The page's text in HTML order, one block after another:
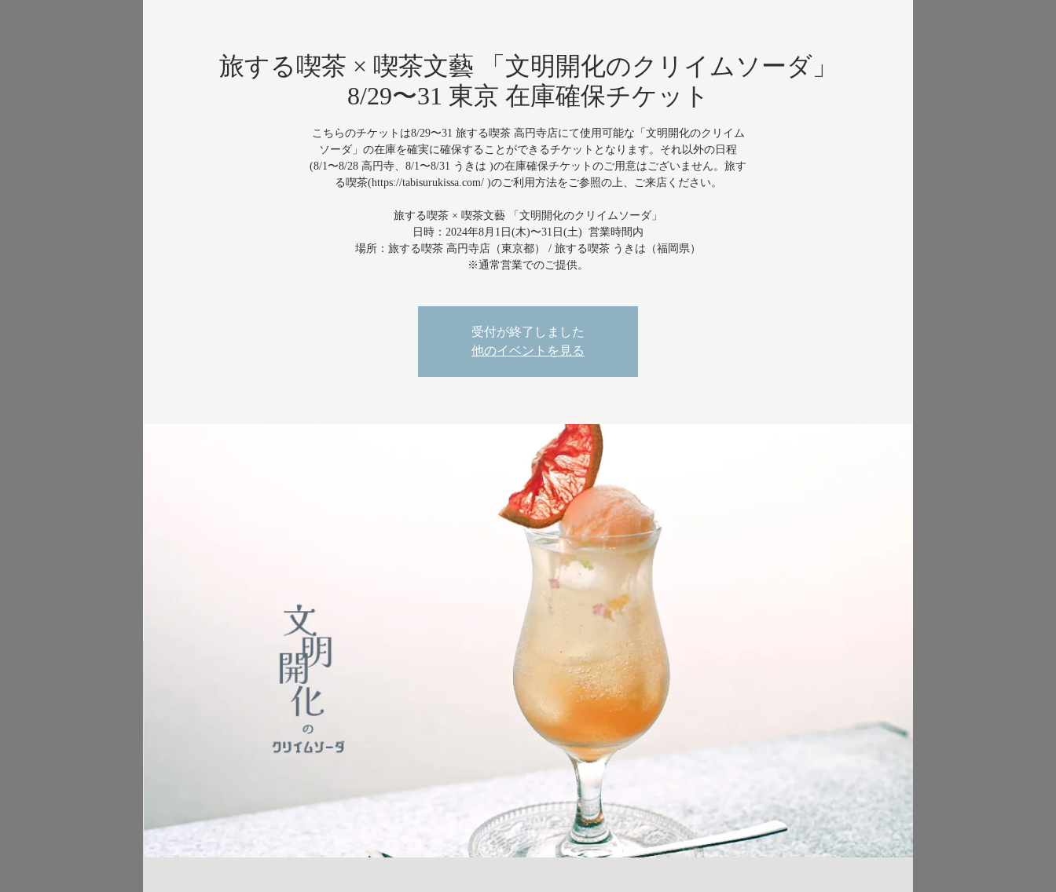
旅する喫茶 × 喫茶文藝 「文明開化のクリイムソーダ」
8/29〜31 東京 在庫確保チケット
こちらのチケットは8/29〜31 旅する喫茶 高円寺店にて使用可能な「文明開化のクリイム
ソーダ」の在庫を確実に確保することができるチケットとなります。それ以外の日程
(8/1〜8/28 高円寺、8/1〜8/31 うきは )の在庫確保チケットのご用意はございません。旅す
る喫茶(https://tabisurukissa.com/ )のご利用方法をご参照の上、ご来店ください。
旅する喫茶 × 喫茶文藝 「文明開化のクリイムソーダ」
日時：2024年8月1日(木)〜31日(土) 営業時間内
場所：旅する喫茶 高円寺店（東京都） / 旅する喫茶 うきは（福岡県）
※通常営業でのご提供。
受付が終了しました
他のイベントを見る